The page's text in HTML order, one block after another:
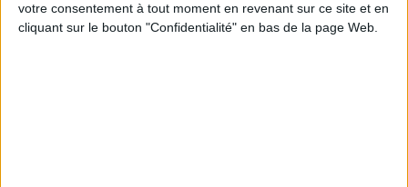
votre consentement à tout moment en revenant sur ce site et en
cliquant sur le bouton "Confidentialité" en bas de la page Web.